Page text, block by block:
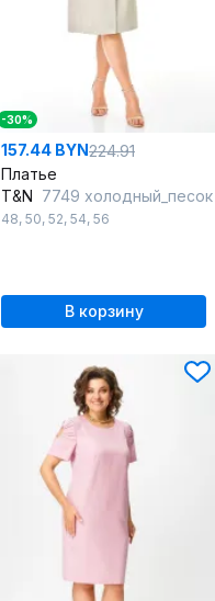
-30%
157.44 BYN224.91
Платье
T&N 7749 холодный_песок
48, 50, 52, 54, 56
В корзину